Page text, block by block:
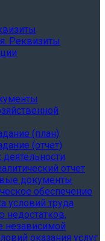
Реквизиты
(план)
(отчет)
деятельности
отчет
документы
обеспечение
условий труда
недостатков,
независимой
оказания услуг